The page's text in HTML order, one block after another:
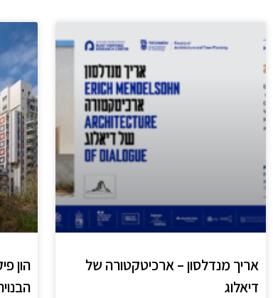
אריך מנדלסון – ארכיטקטורה של
דיאלוג
הון